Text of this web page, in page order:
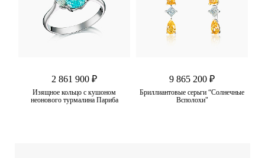
2 861 900 ₽
Изящное кольцо с кушоном
неонового турмалина Париба
9 865 200 ₽
Бриллиантовые серьги “Солнечные
Всполохи"